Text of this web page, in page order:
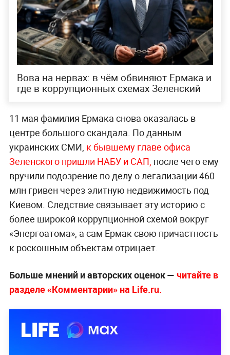
Вова на нервах: в чём обвиняют Ермака и
где в коррупционных схемах Зеленский
11 мая фамилия Ермака снова оказалась в
центре большого скандала. По данным
украинских СМИ, к бывшему главе офиса
Зеленского пришли НАБУ и САП, после чего ему
вручили подозрение по делу о легализации 460
млн гривен через элитную недвижимость под
Киевом. Следствие связывает эту историю с
более широкой коррупционной схемой вокруг
«Энергоатома», а сам Ермак свою причастность
к роскошным объектам отрицает.
Больше мнений и авторских оценок — читайте в
разделе «Комментарии» на Life.ru.